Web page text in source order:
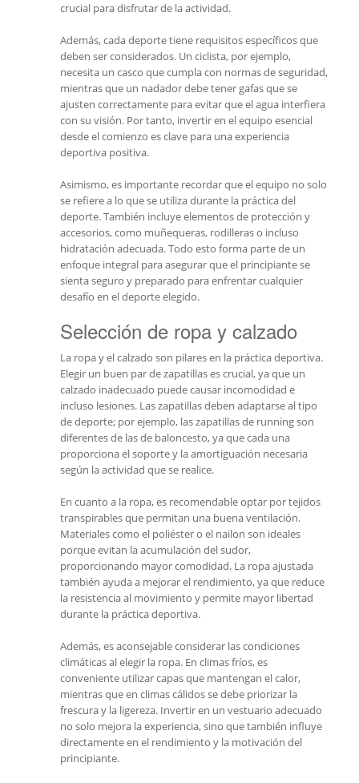
crucial para disfrutar de la actividad.
Además, cada deporte tiene requisitos específicos que
deben ser considerados. Un ciclista, por ejemplo,
necesita un casco que cumpla con normas de seguridad,
mientras que un nadador debe tener gafas que se
ajusten correctamente para evitar que el agua interfiera
con su visión. Por tanto, invertir en el equipo esencial
desde el comienzo es clave para una experiencia
deportiva positiva.
Asimismo, es importante recordar que el equipo no solo
se refiere a lo que se utiliza durante la práctica del
deporte. También incluye elementos de protección y
accesorios, como muñequeras, rodilleras o incluso
hidratación adecuada. Todo esto forma parte de un
enfoque integral para asegurar que el principiante se
sienta seguro y preparado para enfrentar cualquier
desafío en el deporte elegido.
Selección de ropa y calzado
La ropa y el calzado son pilares en la práctica deportiva.
Elegir un buen par de zapatillas es crucial, ya que un
calzado inadecuado puede causar incomodidad e
incluso lesiones. Las zapatillas deben adaptarse al tipo
de deporte; por ejemplo, las zapatillas de running son
diferentes de las de baloncesto, ya que cada una
proporciona el soporte y la amortiguación necesaria
según la actividad que se realice.
En cuanto a la ropa, es recomendable optar por tejidos
transpirables que permitan una buena ventilación.
Materiales como el poliéster o el nailon son ideales
porque evitan la acumulación del sudor,
proporcionando mayor comodidad. La ropa ajustada
también ayuda a mejorar el rendimiento, ya que reduce
la resistencia al movimiento y permite mayor libertad
durante la práctica deportiva.
Además, es aconsejable considerar las condiciones
climáticas al elegir la ropa. En climas fríos, es
conveniente utilizar capas que mantengan el calor,
mientras que en climas cálidos se debe priorizar la
frescura y la ligereza. Invertir en un vestuario adecuado
no solo mejora la experiencia, sino que también influye
directamente en el rendimiento y la motivación del
principiante.